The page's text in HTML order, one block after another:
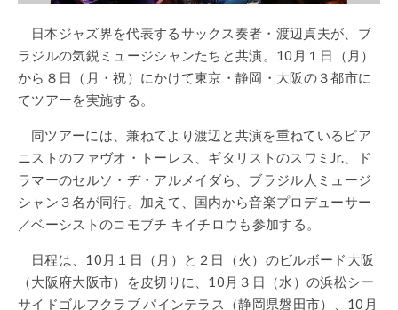
日本ジャズ界を代表するサックス奏者・渡辺貞夫が、ブ
ラジルの気鋭ミュージシャンたちと共演。10月１日（月）
から８日（月・祝）にかけて東京・静岡・大阪の３都市に
てツアーを実施する。
同ツアーには、兼ねてより渡辺と共演を重ねているピア
ニストのファヴオ・トーレス、ギタリストのスワミJr.、ド
ラマーのセルソ・ヂ・アルメイダら、ブラジル人ミュージ
シャン３名が同行。加えて、国内から音楽プロデューサー
／ベーシストのコモブチ キイチロウも参加する。
日程は、10月１日（月）と２日（火）のビルボード大阪
（大阪府大阪市）を皮切りに、10月３日（水）の浜松シー
サイドゴルフクラブ パインテラス（静岡県磐田市）、10月